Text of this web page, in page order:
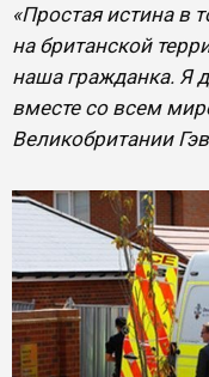
«Простая истина в
на британской
наша гражданка. Я
вместе со всем
Великобритании